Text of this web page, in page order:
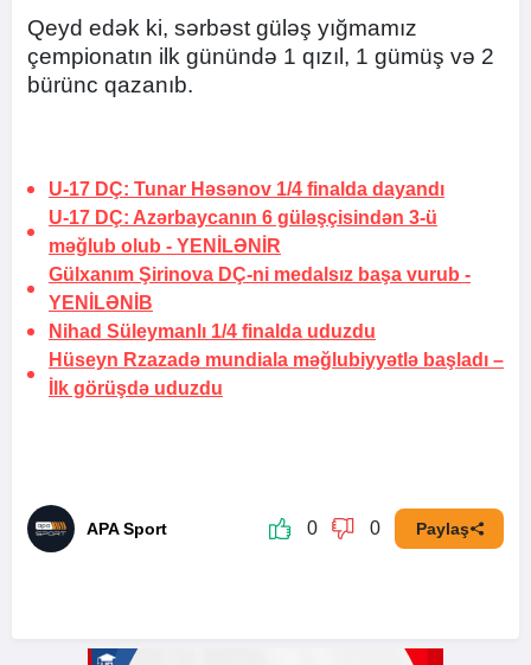
Qeyd edək ki, sərbəst güləş yığmamız
çempionatın ilk günündə 1 qızıl, 1 gümüş və 2
bürünc qazanıb.
U-17 DÇ: Tunar Həsənov 1/4 finalda dayandı
U-17 DÇ: Azərbaycanın 6 güləşçisindən 3-ü
məğlub olub - YENİLƏNİR
Gülxanım Şirinova DÇ-ni medalsız başa vurub -
YENİLƏNİB
Nihad Süleymanlı 1/4 finalda uduzdu
Hüseyn Rzazadə mundiala məğlubiyyətlə başladı –
İlk görüşdə uduzdu
APA Sport 0 0 Paylaş